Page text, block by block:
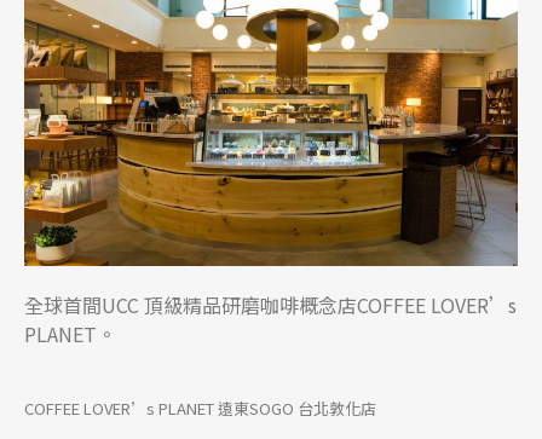
全球首間UCC 頂級精品研磨咖啡概念店COFFEE LOVER’s
PLANET。
COFFEE LOVER’s PLANET 遠東SOGO 台北敦化店